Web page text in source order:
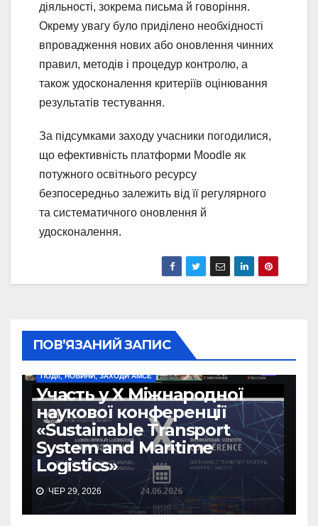
діяльності, зокрема письма й говоріння.
Окрему увагу було приділено необхідності
впровадження нових або оновлення чинних
правил, методів і процедур контролю, а
також удосконалення критеріїв оцінювання
результатів тестування.
За підсумками заходу учасники погодилися,
що ефективність платформи Moodle як
потужного освітнього ресурсу
безпосередньо залежить від її регулярного
та систематичного оновлення й
удосконалення.
ПОВ’ЯЗАНИЙ ЗАПИС
ПОДІЇ, НОВИНИ, ЗАХОДИ АМСЕ
Участь у X Міжнародної
наукової конференції
«Sustainable Transport
System and Maritime
Logistics»
ЧЕР 29, 2026